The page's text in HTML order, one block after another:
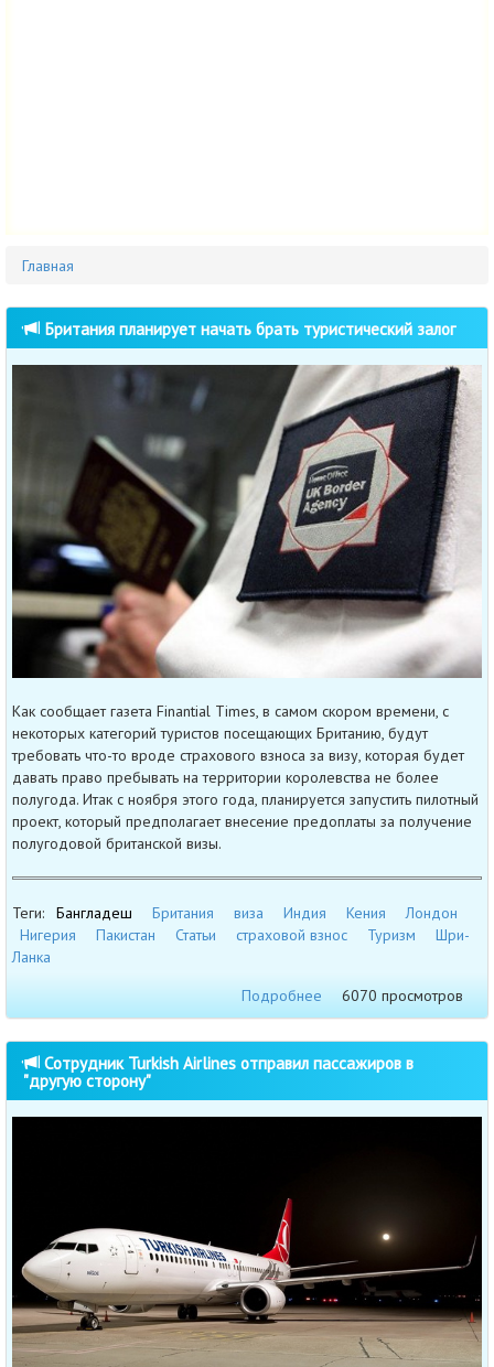
Главная
Британия планирует начать брать туристический залог
Как сообщает газета Finantial Times, в самом скором времени, с
некоторых категорий туристов посещающих Британию, будут
требовать что-то вроде страхового взноса за визу, которая будет
давать право пребывать на территории королевства не более
полугода. Итак с ноября этого года, планируется запустить пилотный
проект, который предполагает внесение предоплаты за получение
полугодовой британской визы.
Теги: Бангладеш Британия виза Индия Кения
Лондон
Нигерия
Пакистан Статьи страховой взнос Туризм
Шри-
Ланка
Подробнее
6070 просмотров
Сотрудник Turkish Airlines отправил пассажиров в
"другую сторону"